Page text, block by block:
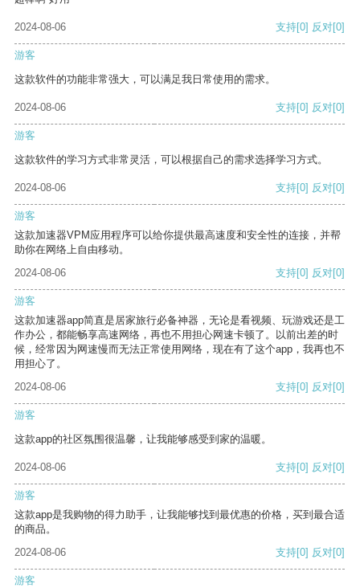
2024-08-06 支持[0] 反对[0]
游客
这款软件的功能非常强大，可以满足我日常使用的需求。
2024-08-06 支持[0] 反对[0]
游客
这款软件的学习方式非常灵活，可以根据自己的需求选择学习方式。
2024-08-06 支持[0] 反对[0]
游客
这款加速器VPM应用程序可以给你提供最高速度和安全性的连接，并帮
助你在网络上自由移动。
2024-08-06
支持[0] 反对[0]
游客
这款加速器app简直是居家旅行必备神器，无论是看视频、玩游戏还是工
作办公，都能畅享高速网络，再也不用担心网速卡顿了。以前出差的时
候，经常因为网速慢而无法正常使用网络，现在有了这个app，我再也不
用担心了。
2024-08-06
支持[0] 反对[0]
游客
这款app的社区氛围很温馨，让我能够感受到家的温暖。
2024-08-06 支持[0] 反对[0]
游客
这款app是我购物的得力助手，让我能够找到最优惠的价格，买到最合适
的商品。
2024-08-06
支持[0] 反对[0]
游客